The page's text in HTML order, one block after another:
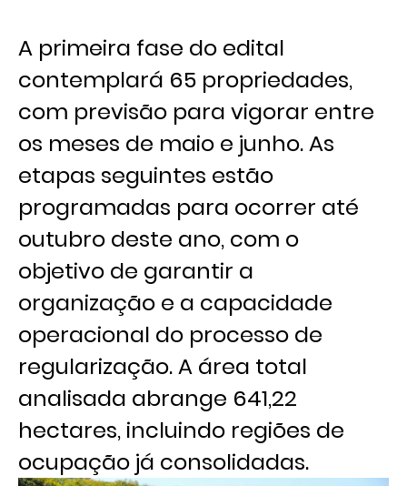
A primeira fase do edital
contemplará 65 propriedades,
com previsão para vigorar entre
os meses de maio e junho. As
etapas seguintes estão
programadas para ocorrer até
outubro deste ano, com o
objetivo de garantir a
organização e a capacidade
operacional do processo de
regularização. A área total
analisada abrange 641,22
hectares, incluindo regiões de
ocupação já consolidadas.